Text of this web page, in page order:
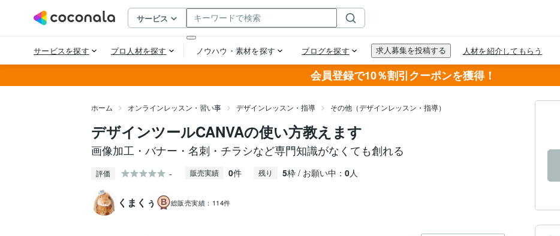
会員登録で10％割引クーポンを獲得！
ホーム オンラインレッスン・習い事 デザインレッスン・指導 その他（デザインレッスン・指導）
デザインツールCANVAの使い方教えます
画像加工・バナー・名刺・チラシなど専門知識がなくても創れる
評価 - 販売実績 0件 残り 5枠 / お願い中： 0人
くまくぅ 総販売実績： 114件